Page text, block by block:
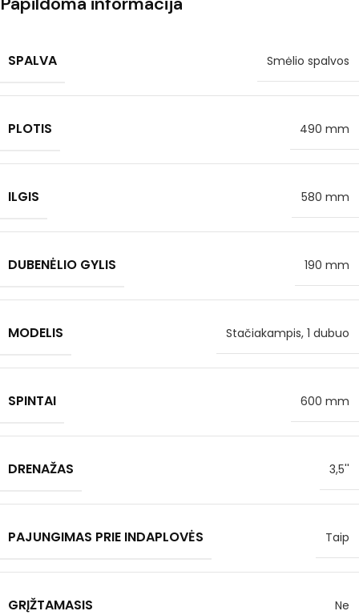
SPALVA Smėlio spalvos
PLOTIS 490 mm
ILGIS 580 mm
DUBENĖLIO GYLIS 190 mm
MODELIS Stačiakampis, 1 dubuo
SPINTAI 600 mm
DRENAŽAS 3,5''
PAJUNGIMAS PRIE INDAPLOVĖS Taip
GRĮŽTAMASIS Ne